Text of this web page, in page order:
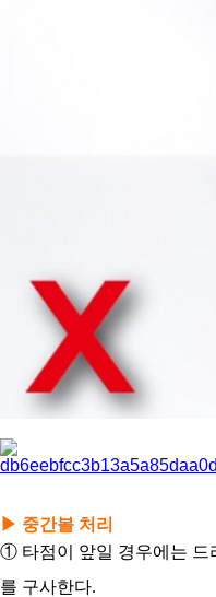
▶ 중간볼 처리
① 타점이 앞일 경우에는 드
를 구사한다.